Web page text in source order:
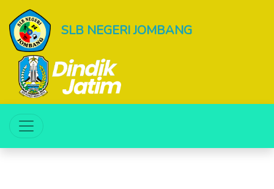
SLB NEGERI JOMBANG